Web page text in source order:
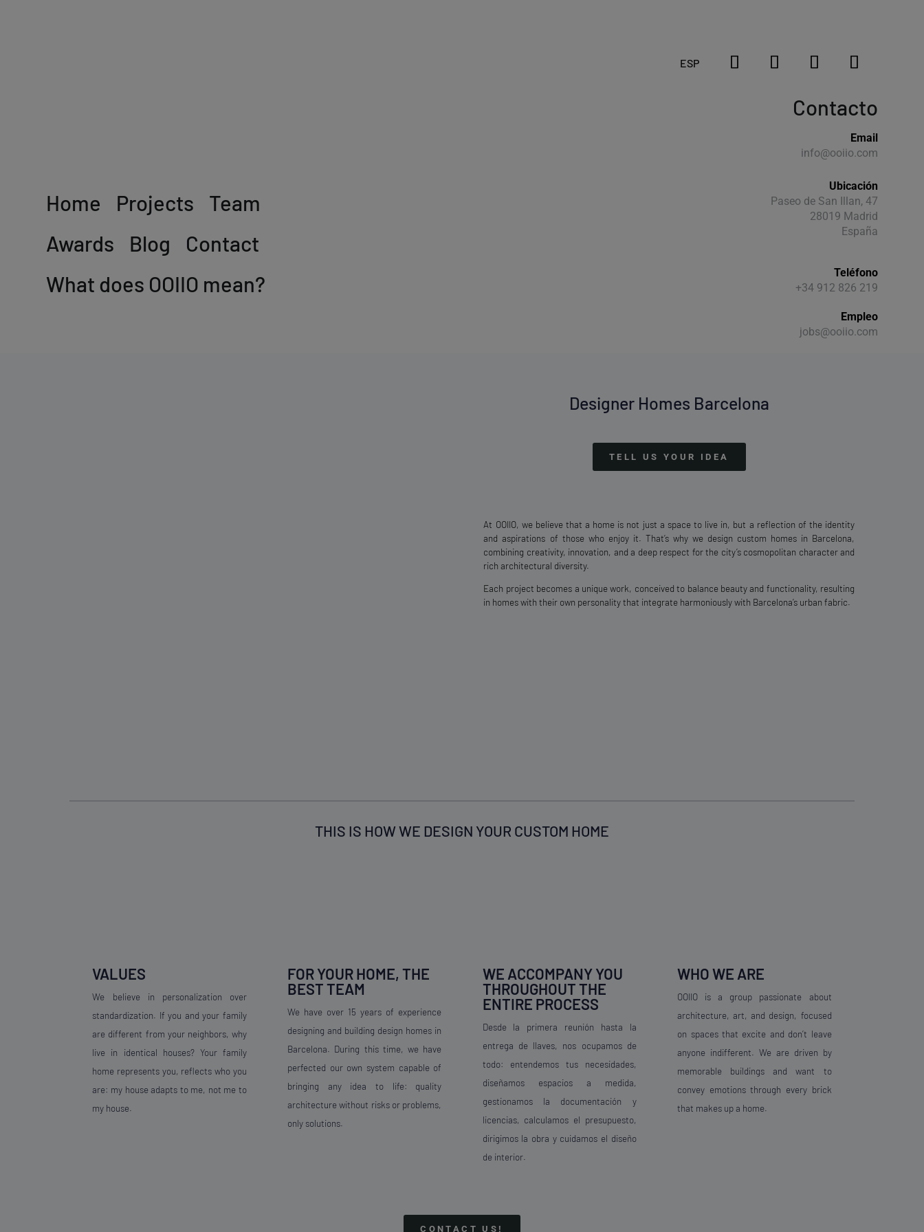
ESP
Home Projects
Team
Awards
Blog
Contact
What does OOIIO mean?
Contacto
Email
info@ooiio.com
Ubicación
Paseo de San Illan, 47
28019 Madrid
España
Teléfono
+34 912 826 219
Empleo
jobs@ooiio.com
Designer Homes Barcelona
TELL US YOUR IDEA
At OOIIO, we believe that a home is not just a space to live in, but a reflection of the identity
and aspirations of those who enjoy it. That’s why we design custom homes in Barcelona,
combining creativity, innovation, and a deep respect for the city’s cosmopolitan character and
rich architectural diversity.
Each project becomes a unique work, conceived to balance beauty and functionality, resulting
in homes with their own personality that integrate harmoniously with Barcelona’s urban fabric.
THIS IS HOW WE DESIGN YOUR CUSTOM HOME
VALUES
We believe in personalization over
standardization. If you and your family
are different from your neighbors, why
live in identical houses? Your family
home represents you, reflects who you
are: my house adapts to me, not me to
my house.
FOR YOUR HOME, THE
BEST TEAM
We have over 15 years of experience
designing and building design homes in
Barcelona. During this time, we have
perfected our own system capable of
bringing any idea to life: quality
architecture without risks or problems,
only solutions.
WE ACCOMPANY YOU
THROUGHOUT THE
ENTIRE PROCESS
Desde la primera reunión hasta la
entrega de llaves, nos ocupamos de
todo: entendemos tus necesidades,
diseñamos espacios a medida,
gestionamos la documentación y
licencias, calculamos el presupuesto,
dirigimos la obra y cuidamos el diseño
de interior.
WHO WE ARE
OOIIO is a group passionate about
architecture, art, and design, focused
on spaces that excite and don’t leave
anyone indifferent. We are driven by
memorable buildings and want to
convey emotions through every brick
that makes up a home.
CONTACT US!